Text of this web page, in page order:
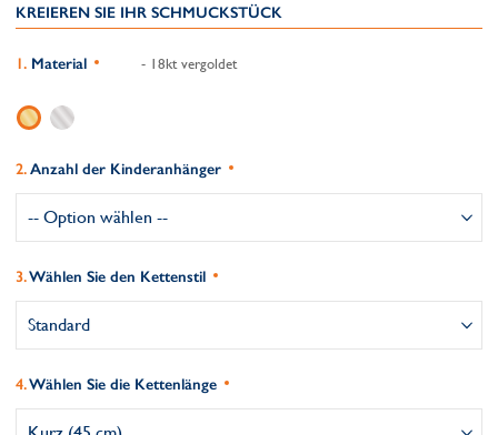
KREIEREN SIE IHR SCHMUCKSTÜCK
Material - 18kt vergoldet
Anzahl der Kinderanhänger
Wählen Sie den Kettenstil
Wählen Sie die Kettenlänge